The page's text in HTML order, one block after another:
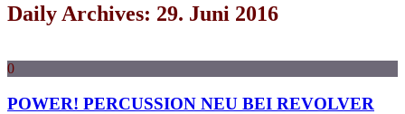
Daily Archives: 29. Juni 2016
0
POWER! PERCUSSION NEU BEI REVOLVER